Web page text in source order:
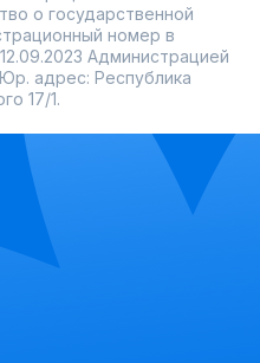
привлечет внимание и
о государственной
номер в
Администрацией
адрес: Республика
17/1.